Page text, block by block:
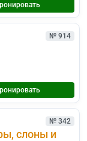
№ 914
№ 342
слоны и